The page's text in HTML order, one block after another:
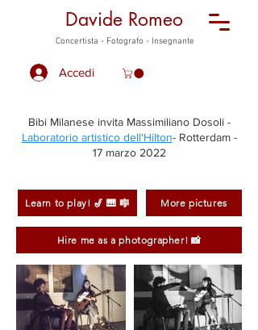
Davide Romeo
Concertista - Fotografo - Insegnante
Accedi
Bibi Milanese invita Massimiliano Dosoli -
Laboratorio artistico dell'Hilton- Rotterdam -
17 marzo 2022
Learn to play! 🎷 🎹 🎼 More pictures
Hire me as a photographer! 📸